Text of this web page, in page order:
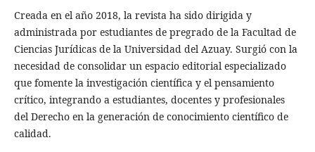
Creada en el año 2018, la revista ha sido dirigida y
administrada por estudiantes de pregrado de la Facultad de
Ciencias Jurídicas de la Universidad del Azuay. Surgió con la
necesidad de consolidar un espacio editorial especializado
que fomente la investigación científica y el pensamiento
crítico, integrando a estudiantes, docentes y profesionales
del Derecho en la generación de conocimiento científico de
calidad.